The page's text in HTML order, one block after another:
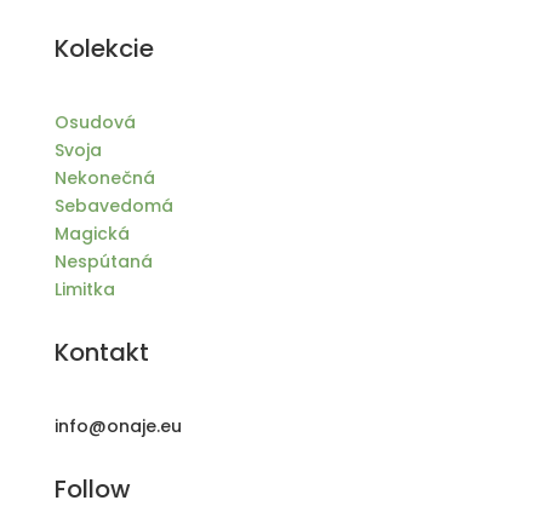
Kolekcie
Osudová
Svoja
Nekonečná
Sebavedomá
Magická
Nespútaná
Limitka
Kontakt
info@onaje.eu
Follow